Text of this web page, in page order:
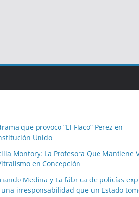
que provocó “El Flaco” Pérez en
Unido
Montory: La Profesora Que Mantiene
en Concepción
Medina y La fábrica de policías
una irresponsabilidad que un Estado